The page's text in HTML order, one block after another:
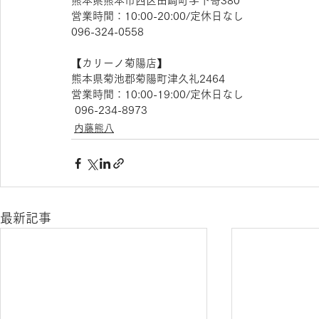
営業時間：10:00-20:00/定休日なし
096-324-0558
【​カリーノ菊陽店】
熊本県菊池郡菊陽町津久礼2464
営業時間：10:00-19:00/定休日なし
096-234-8973
内藤熊八
最新記事